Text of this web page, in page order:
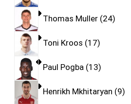
Thomas Muller 24
Toni Kroos 17
Paul Pogba 13
Henrikh Mkhitaryan 9